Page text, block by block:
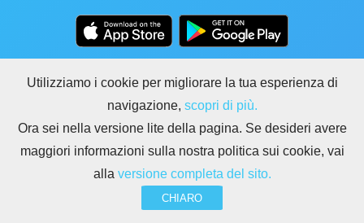
TERMINI PRIVACY GDPR SICUREZZA
ABUSO
REGOLE PER I SITI DI BITRIX24
Utilizziamo i cookie per migliorare la tua esperienza di
navigazione, scopri di più.
Ora sei nella versione lite della pagina. Se desideri avere
maggiori informazioni sulla nostra politica sui cookie, vai
alla versione completa del sito.
CHIARO